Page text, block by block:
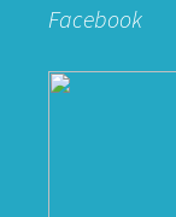
Facebook